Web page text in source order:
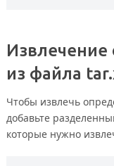
из файла
Чтобы извлечь
добавьте
которые нужно